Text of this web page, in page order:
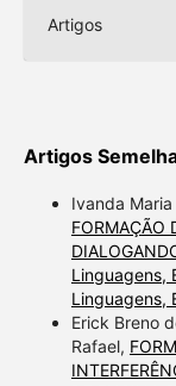
Artigos
Artigos
Ivanda
FORMAÇÃO
Linguagens,
Linguagens,
Erick Breno
Rafael,